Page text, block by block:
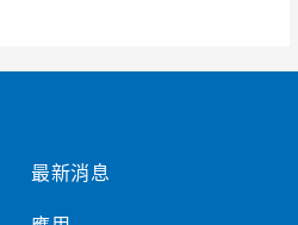
最新消息